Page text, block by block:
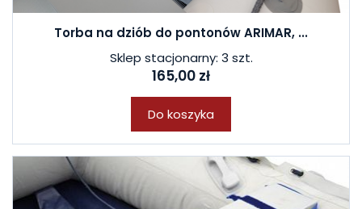
Torba na dziób do pontonów ARIMAR, ...
Sklep stacjonarny: 3 szt.
165,00 zł
Do koszyka